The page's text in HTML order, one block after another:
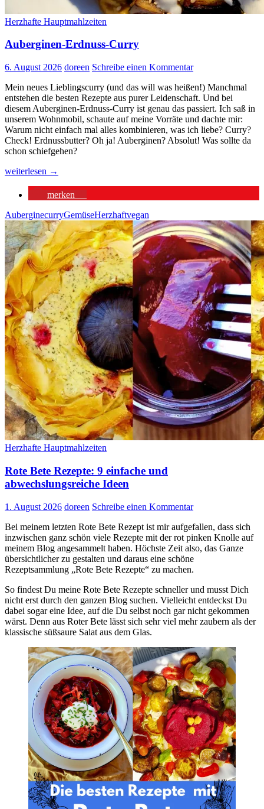
Herzhafte Hauptmahlzeiten
Auberginen-Erdnuss-Curry
6. August 2026 doreen Schreibe einen Kommentar
Mein neues Lieblingscurry (und das will was heißen!) Manchmal
entstehen die besten Rezepte aus purer Leidenschaft. Und bei
diesem Auberginen-Erdnuss-Curry ist genau das passiert. Ich saß in
unserem Wohnmobil, schaute auf meine Vorräte und dachte mir:
Warum nicht einfach mal alles kombinieren, was ich liebe? Curry?
Check! Erdnussbutter? Oh ja! Auberginen? Absolut! Was sollte da
schon schiefgehen?
Auberginen-
Curry
weiterlesen →
merken
AuberginecurryGemüseHerzhaftvegan
Herzhafte Hauptmahlzeiten
Rote Bete Rezepte: 9 einfache und
abwechslungsreiche Ideen
1. August 2026 doreen Schreibe einen Kommentar
Bei meinem letzten Rote Bete Rezept ist mir aufgefallen, dass sich
inzwischen ganz schön viele Rezepte mit der rot pinken Knolle auf
meinem Blog angesammelt haben. Höchste Zeit also, das Ganze
übersichtlicher zu gestalten und daraus eine schöne
Rezeptsammlung „Rote Bete Rezepte“ zu machen.
So findest Du meine Rote Bete Rezepte schneller und musst Dich
nicht erst durch den ganzen Blog suchen. Vielleicht entdeckst Du
dabei sogar eine Idee, auf die Du selbst noch gar nicht gekommen
wärst. Denn aus Roter Bete lässt sich sehr viel mehr zaubern als der
klassische süßsaure Salat aus dem Glas.